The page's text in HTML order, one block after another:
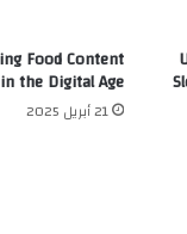
Food Content
the Digital Age
21 أبريل 2025